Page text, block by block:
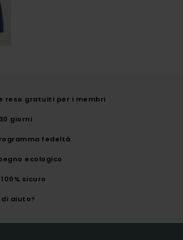
reso gratuiti per i membri
giorni
fedeltà
ecologico
sicuro
aiuto?